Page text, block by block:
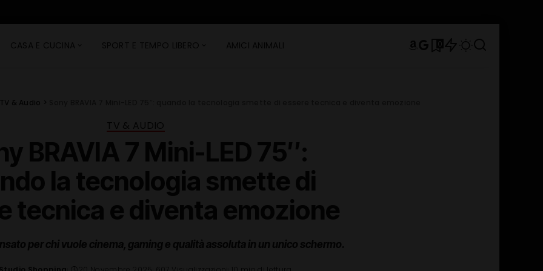
CASA E CUCINA SPORT E TEMPO LIBERO AMICI ANIMALI 0
TV & Audio >
TV & AUDIO
BRAVIA 7 Mini-LED 75″:
la tecnologia smette di
tecnica e diventa emozione
per chi vuole cinema, gaming e qualità assoluta in un unico schermo.